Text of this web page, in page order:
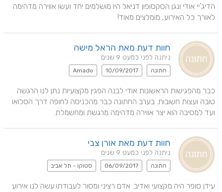
לאורך כל האירוע, מומלצים מאוד!
חוות דעת מאת הראל מישה
ניתנה לפני כמעט 9 שנים
חתונה 10/09/2017
Amado
ועד למסיבה הוא יצר אווירה מדהימה מרגשת ומחשמלת.
חוות דעת מאת אורן צבי
ניתנה לפני כמעט 9 שנים
חתונה 06/09/2017 סטוקו - תל אביב